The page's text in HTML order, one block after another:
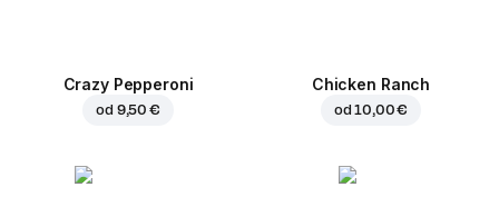
Crazy Pepperoni
od 9,50 €
Chicken Ranch
od10,00 €